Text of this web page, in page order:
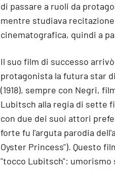
di passare a ruoli da
mentre studiava
cinematografica, quindi a
Il suo film di successo
protagonista la futura star
(1918), sempre con Negri,
Lubitsch alla regia di sette
con due dei suoi attori
forte fu l'arguta parodia
Oyster Princess"). Questo
"tocco Lubitsch": umorismo